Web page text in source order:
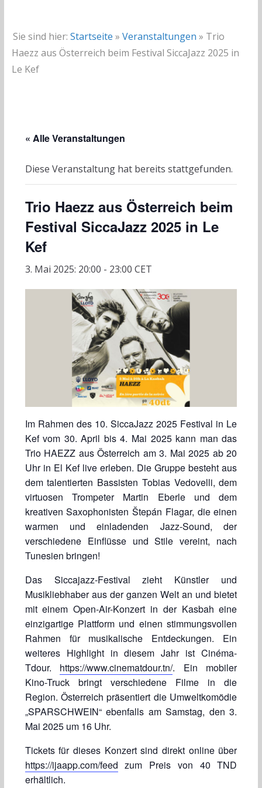
Sie sind hier: Startseite » Veranstaltungen » Trio
Haezz aus Österreich beim Festival SiccaJazz 2025 in
Le Kef
« Alle Veranstaltungen
Diese Veranstaltung hat bereits stattgefunden.
Trio Haezz aus Österreich beim
Festival SiccaJazz 2025 in Le
Kef
3. Mai 2025: 20:00 - 23:00 CET
Im Rahmen des 10. SiccaJazz 2025 Festival in Le
Kef vom 30. April bis 4. Mai 2025 kann man das
Trio HAEZZ aus Österreich am 3. Mai 2025 ab 20
Uhr in El Kef live erleben. Die Gruppe besteht aus
dem talentierten Bassisten Tobias Vedovelli, dem
virtuosen Trompeter Martin Eberle und dem
kreativen Saxophonisten Štepán Flagar, die einen
warmen und einladenden Jazz-Sound, der
verschiedene Einflüsse und Stile vereint, nach
Tunesien bringen!
Das Siccajazz-Festival zieht Künstler und
Musikliebhaber aus der ganzen Welt an und bietet
mit einem Open-Air-Konzert in der Kasbah eine
einzigartige Plattform und einen stimmungsvollen
Rahmen für musikalische Entdeckungen. Ein
weiteres Highlight in diesem Jahr ist Cinéma-
Tdour. https://www.cinematdour.tn/. Ein mobiler
Kino-Truck bringt verschiedene Filme in die
Region. Österreich präsentiert die Umweltkomödie
„SPARSCHWEIN“ ebenfalls am Samstag, den 3.
Mai 2025 um 16 Uhr.
Tickets für dieses Konzert sind direkt online über
https://ijaapp.com/feed zum Preis von 40 TND
erhältlich.